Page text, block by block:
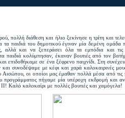
πολλή διάθεση και ήλιο ξεκίνησε η τρίτη και
τα παιδιά του δημοτικού έγιναν μία δεμένη
αλλά και να ξεπεράσει όλα τα εμπόδια και τις
παιδιά κολύμπησαν, έκαναν βουτιές από τον
επιδοθήκαμε σε ένα ξέφρενο παιχνίδι. Στη
συνοδέψαμε με κέφι και χαρά καλοκαιρινές
οι οποίοι μας έμαθαν πολλά μέσα από τις
προγράμματος πήγαμε μία υπέροχη εκδρομή και
Καλό καλοκαίρι με πολλές βουτιές και χαμόγελα!